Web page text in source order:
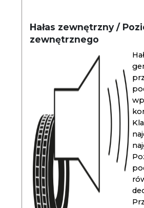
Hałas zewnętrzny /
zewnętrznego